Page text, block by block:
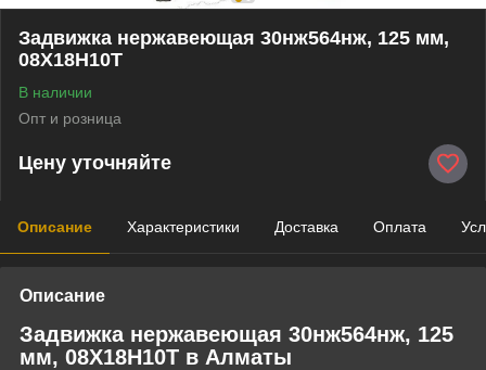
Задвижка нержавеющая 30нж564нж, 125 мм,
08Х18Н10Т
В наличии
Опт и розница
Цену уточняйте
Описание Характеристики Доставка Оплата
Описание
Задвижка нержавеющая 30нж564нж, 125
мм, 08Х18Н10Т в Алматы